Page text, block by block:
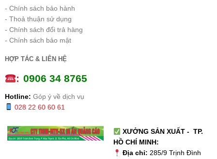
- Chính sách bảo hành
- Thoả thuận sử dụng
- Chính sách đổi trả hàng
- Chính sách bảo mật
HỢP TÁC & LIÊN HỆ
: 0906 34 8765
Hotline: Góp ý về dịch vụ
028 22 60 60 61
XƯỞNG SẢN XUẤT - TP.
HỒ CHÍ MINH:
Địa chỉ: 285/9 Trịnh Đình